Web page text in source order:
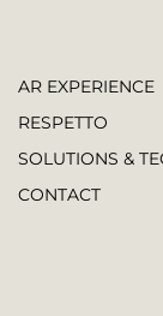
AR EXPERIENCE
RESPETTO
SOLUTIONS &
CONTACT